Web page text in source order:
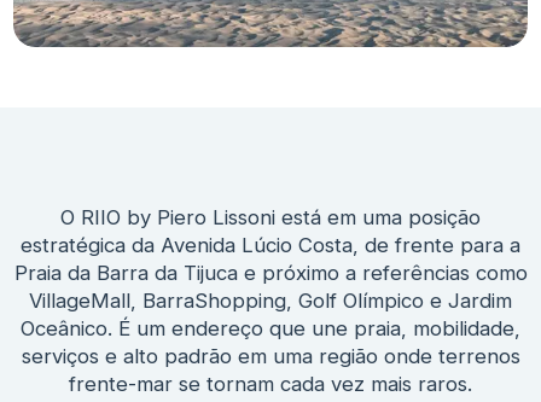
O RIIO by Piero Lissoni está em uma posição
estratégica da Avenida Lúcio Costa, de frente para a
Praia da Barra da Tijuca e próximo a referências como
VillageMall, BarraShopping, Golf Olímpico e Jardim
Oceânico. É um endereço que une praia, mobilidade,
serviços e alto padrão em uma região onde terrenos
frente-mar se tornam cada vez mais raros.